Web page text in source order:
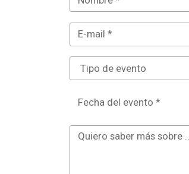
Fecha del evento *